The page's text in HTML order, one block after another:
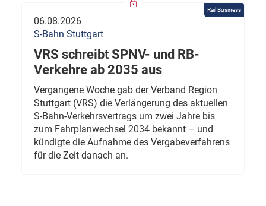
Rail Business
06.08.2026
S-Bahn Stuttgart
VRS schreibt SPNV- und RB-
Verkehre ab 2035 aus
Vergangene Woche gab der Verband Region
Stuttgart (VRS) die Verlängerung des aktuellen
S-Bahn-Verkehrsvertrags um zwei Jahre bis
zum Fahrplanwechsel 2034 bekannt – und
kündigte die Aufnahme des Vergabeverfahrens
für die Zeit danach an.